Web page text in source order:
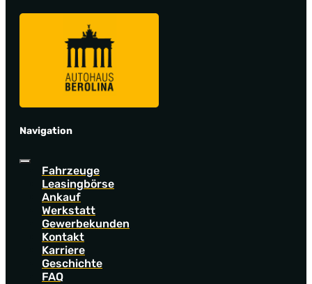
Navigation
Fahrzeuge
Leasingbörse
Ankauf
Werkstatt
Gewerbekunden
Kontakt
Karriere
Geschichte
FAQ